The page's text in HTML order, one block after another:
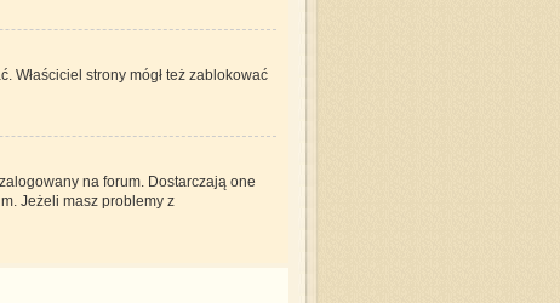
Właściciel strony mógł też zablokować
na forum. Dostarczają one
Jeżeli masz problemy z